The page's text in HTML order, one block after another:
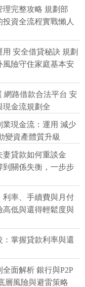
理完整攻略 規劃部
資全流程實戰懶人
用 安全借貸秘訣 規劃
風險守住家庭基本安
網路借款合法平台 安
現金流規劃全
業現金流：運用 減少
變資產體質升級
妻貸款如何重談金
到關係失衡，一步步
利率、手續費與月付
高低與還得輕鬆度與
：掌握貸款利率與還
全面解析 銀行與P2P
層風險與避雷策略